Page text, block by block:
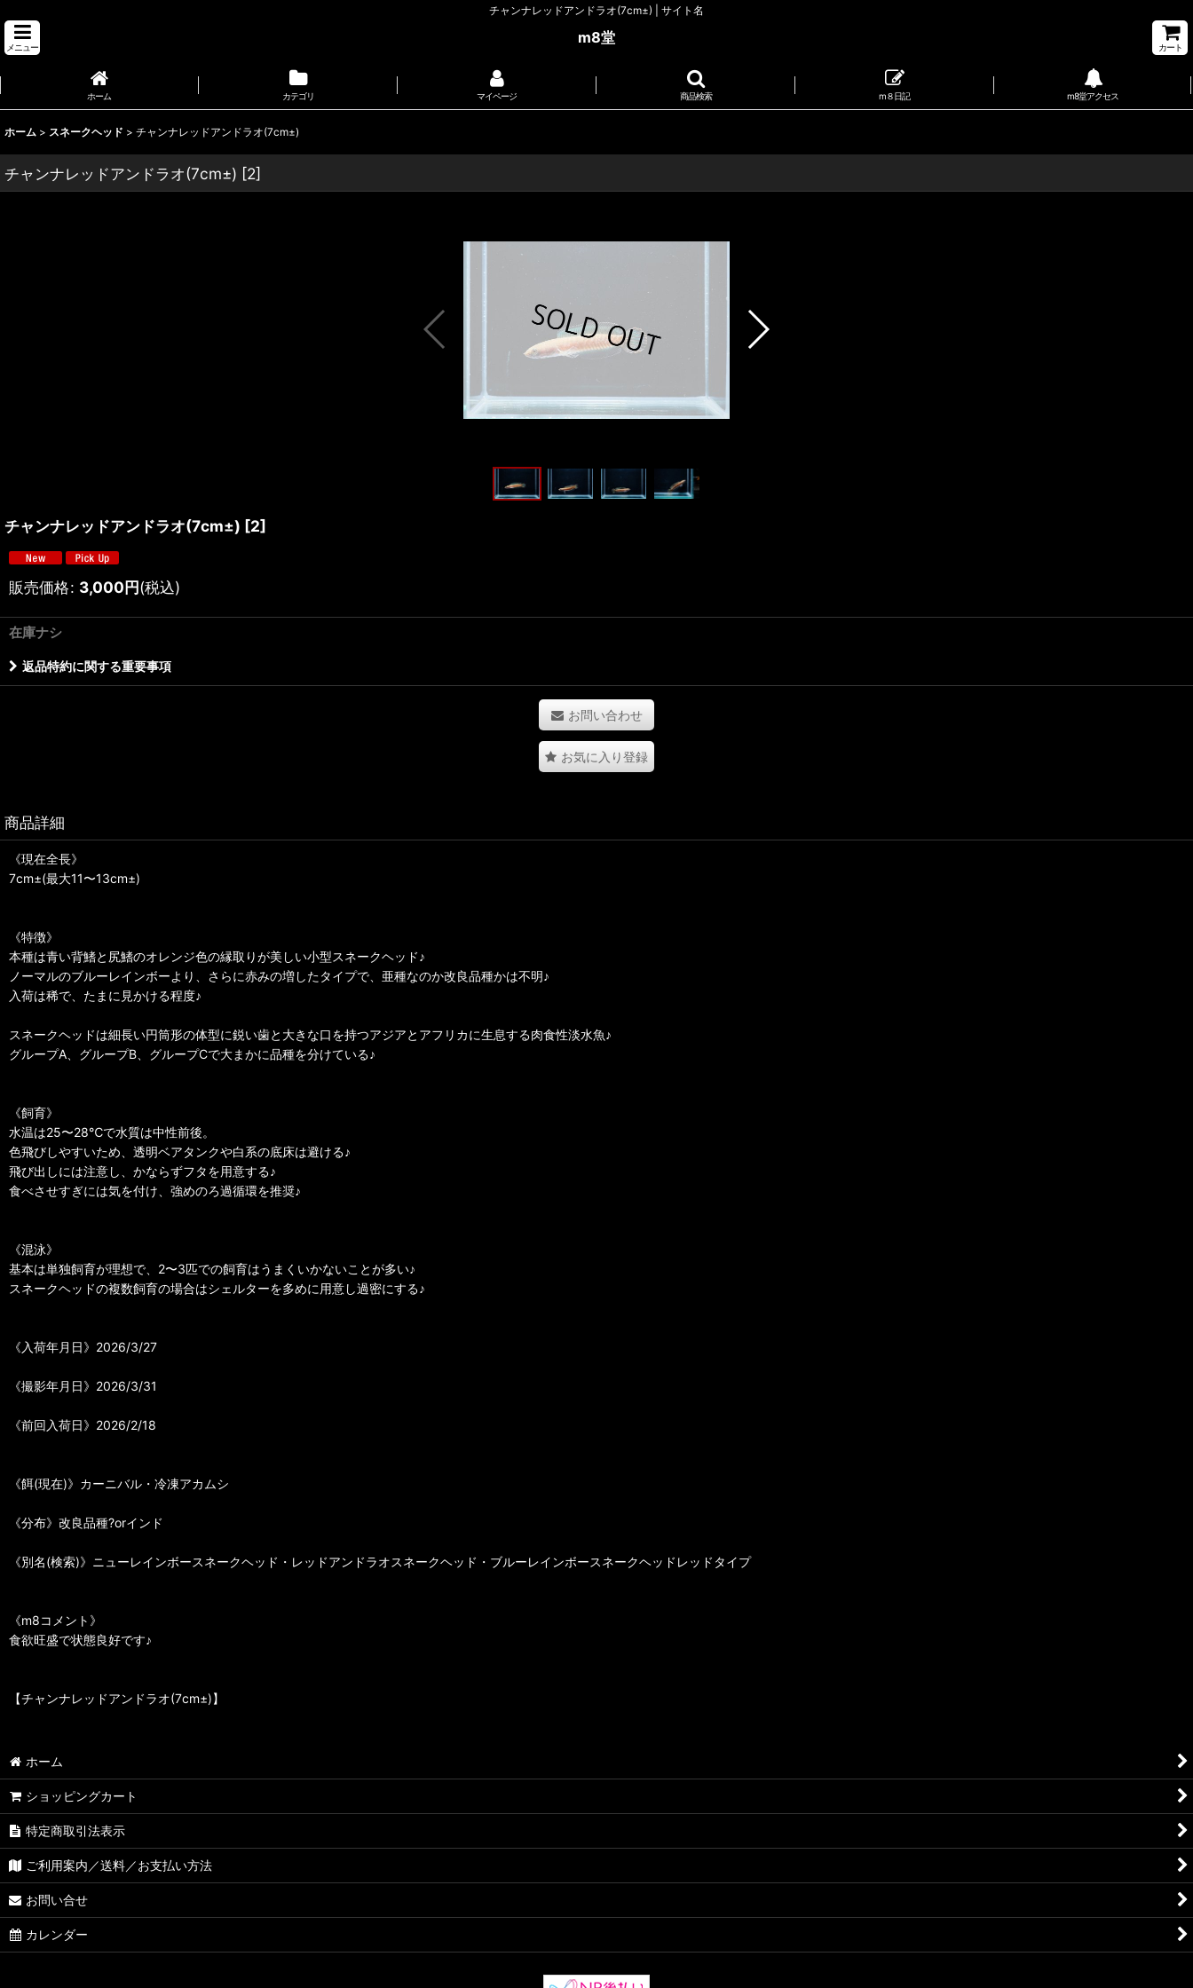
チャンナレッドアンドラオ(7cm±) | サイト名
メニュー
m8堂
カート
ホーム カテゴリ マイページ 商品検索 m８日記 m8堂アクセス
ホーム > スネークヘッド > チャンナレッドアンドラオ(7cm±)
チャンナレッドアンドラオ(7cm±) [2]
チャンナレッドアンドラオ(7cm±) [2]
販売価格: 3,000円(税込)
在庫ナシ
返品特約に関する重要事項
お問い合わせ
お気に入り登録
商品詳細
《現在全長》
7cm±(最大11〜13cm±)
《特徴》
本種は青い背鰭と尻鰭のオレンジ色の縁取りが美しい小型スネークヘッド♪
ノーマルのブルーレインボーより、さらに赤みの増したタイプで、亜種なのか改良品種かは不明♪
入荷は稀で、たまに見かける程度♪
スネークヘッドは細長い円筒形の体型に鋭い歯と大きな口を持つアジアとアフリカに生息する肉食性淡水魚♪
グループA、グループB、グループCで大まかに品種を分けている♪
《飼育》
水温は25〜28℃で水質は中性前後。
色飛びしやすいため、透明ベアタンクや白系の底床は避ける♪
飛び出しには注意し、かならずフタを用意する♪
食べさせすぎには気を付け、強めのろ過循環を推奨♪
《混泳》
基本は単独飼育が理想で、2〜3匹での飼育はうまくいかないことが多い♪
スネークヘッドの複数飼育の場合はシェルターを多めに用意し過密にする♪
《入荷年月日》2026/3/27
《撮影年月日》2026/3/31
《前回入荷日》2026/2/18
《餌(現在)》カーニバル・冷凍アカムシ
《分布》改良品種?orインド
《別名(検索)》ニューレインボースネークヘッド・レッドアンドラオスネークヘッド・ブルーレインボースネークヘッドレッドタイプ
《m8コメント》
食欲旺盛で状態良好です♪
【チャンナレッドアンドラオ(7cm±)】
ホーム
ショッピングカート
特定商取引法表示
ご利用案内／送料／お支払い方法
お問い合せ
カレンダー